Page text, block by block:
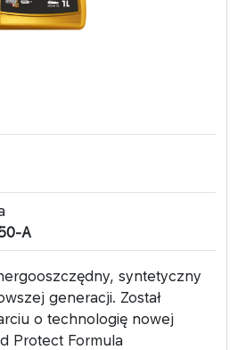
A
syntetyczny
generacji. Został
o technologię nowej
Protect Formula